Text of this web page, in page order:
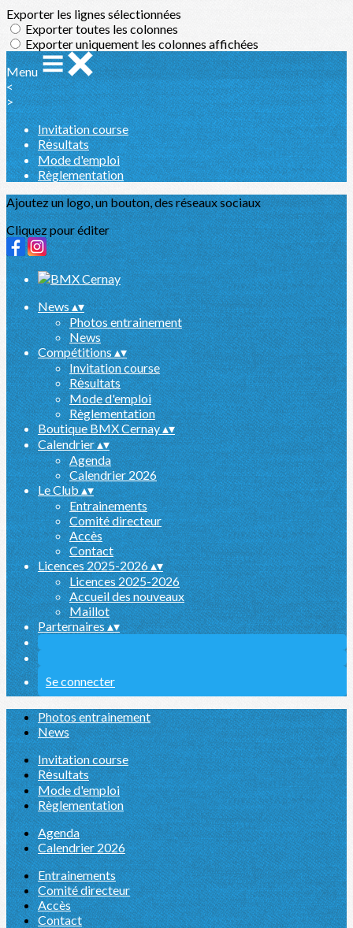
Exporter les lignes sélectionnées
Exporter toutes les colonnes
Exporter uniquement les colonnes affichées
Menu
<
>
Invitation course
Rėsultats
Mode d'emploi
Règlementation
Ajoutez un logo, un bouton, des réseaux sociaux
Cliquez pour éditer
News▴▾
Photos entrainement
News
Compétitions▴▾
Invitation course
Rėsultats
Mode d'emploi
Règlementation
Boutique BMX Cernay▴▾
Calendrier▴▾
Agenda
Calendrier 2026
Le Club▴▾
Entrainements
Comité directeur
Accès
Contact
Licences 2025-2026▴▾
Licences 2025-2026
Accueil des nouveaux
Maillot
Parternaires▴▾
Se connecter
Photos entrainement
News
Invitation course
Rėsultats
Mode d'emploi
Règlementation
Agenda
Calendrier 2026
Entrainements
Comité directeur
Accès
Contact